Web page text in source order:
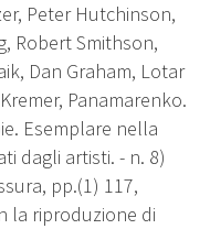
Peter Hutchinson,
Robert Smithson,
Dan Graham, Lotar
Panamarenko.
Esemplare nella
dagli artisti. - n. 8)
pp.(1) 117,
la riproduzione di